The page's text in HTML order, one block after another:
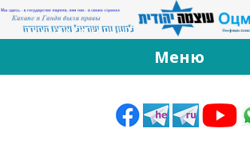
За Оцма
עוצמה יהודית ברוסית ובעברית
Меню